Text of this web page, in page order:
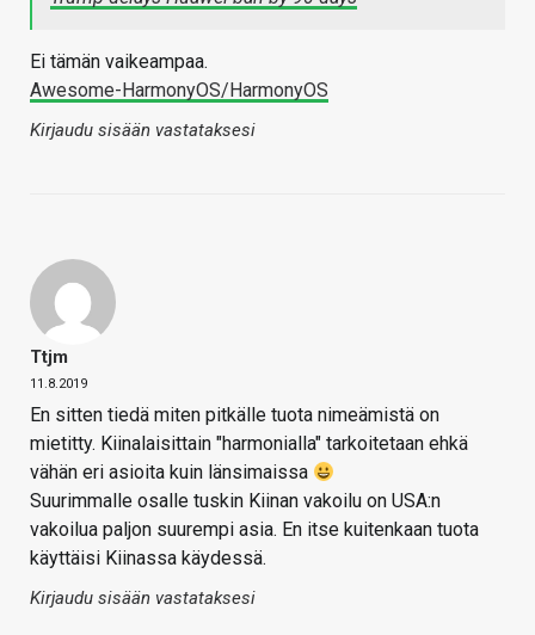
Ei tämän vaikeampaa.
Awesome-HarmonyOS/HarmonyOS
Kirjaudu sisään vastataksesi
Ttjm
11.8.2019
En sitten tiedä miten pitkälle tuota nimeämistä on
mietitty. Kiinalaisittain "harmonialla" tarkoitetaan ehkä
vähän eri asioita kuin länsimaissa
Suurimmalle osalle tuskin Kiinan vakoilu on USA:n
vakoilua paljon suurempi asia. En itse kuitenkaan tuota
käyttäisi Kiinassa käydessä.
Kirjaudu sisään vastataksesi